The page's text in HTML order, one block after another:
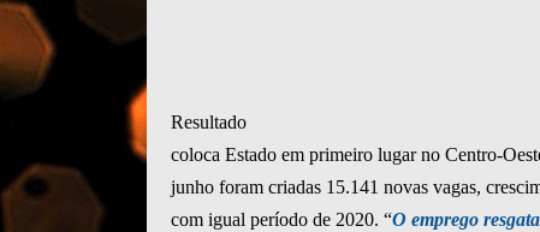
Resultado
coloca Estado em primeiro lugar no Centro-
junho foram criadas 15.141 novas vagas,
com igual período de 2020. “O emprego